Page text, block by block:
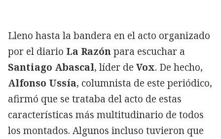
Lleno hasta la bandera en el acto organizado
por el diario La Razónpara escuchar a
Santiago Abascal, líder de Vox. De hecho,
Alfonso Ussía, columnista de este periódico,
afirmó que se trataba del acto de estas
características más multitudinario de todos
los montados. Algunos incluso tuvieron que